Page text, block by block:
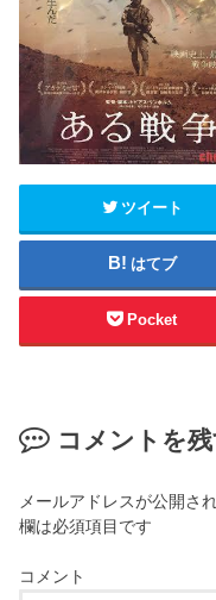
ツイート
はてブ
Pocket
コメントを
メールアドレスが公開さ
欄は必須項目です
コメント